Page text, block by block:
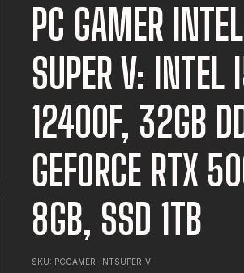
PC GAMER INTEL
SUPER V: INTEL
12400F, 32GB
GEFORCE RTX
8GB, SSD 1TB
SKU: PCGAMER-INTSUPER-V